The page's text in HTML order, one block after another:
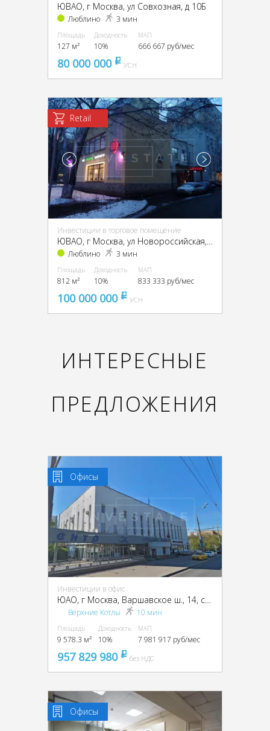
ЮВАО, г Москва, ул Совхозная, д 10Б
Люблино 3 мин
Площадь
127 м²
Доходность
10%
МАП
666 667 руб/мес
80 000 000 pуб
УСН
Retail
Инвестиции в торговое помещение
ЮВАО, г Москва, ул Новороссийская, д 14 стр 2
Люблино 3 мин
Площадь
812 м²
Доходность
10%
МАП
833 333 руб/мес
100 000 000 pуб
УСН
ИНТЕРЕСНЫЕ
ПРЕДЛОЖЕНИЯ
Офисы
Инвестиции в офис
ЮАО, г Москва, Варшавское ш., 14, стр. 1
Верхние Котлы 10 мин
Площадь
9 578.3 м²
Доходность
10%
МАП
7 981 917 руб/мес
957 829 980 pуббез НДС
Офисы